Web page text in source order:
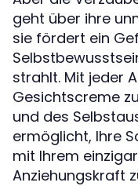
geht über ihre
sie fördert ein
strahlt. Mit jeder
Gesichtscreme
und des
ermöglicht, Ihre
mit Ihrem
Anziehungskraft